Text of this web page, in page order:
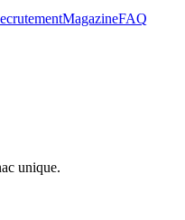
MagazineFAQ
unique.